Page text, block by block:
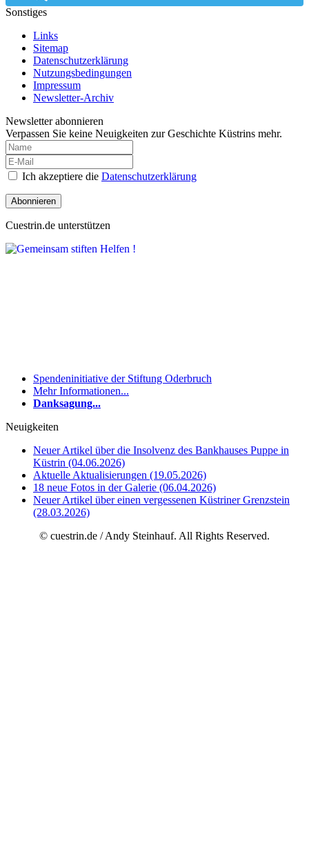
Sonstiges
Links
Sitemap
Datenschutzerklärung
Nutzungsbedingungen
Impressum
Newsletter-Archiv
Newsletter abonnieren
Verpassen Sie keine Neuigkeiten zur Geschichte Küstrins mehr.
Ich akzeptiere die Datenschutzerklärung
Abonnieren
Cuestrin.de unterstützen
Spendeninitiative der Stiftung Oderbruch
Mehr Informationen...
Danksagung...
Neuigkeiten
Neuer Artikel über die Insolvenz des Bankhauses Puppe in
Küstrin (04.06.2026)
Aktuelle Aktualisierungen (19.05.2026)
18 neue Fotos in der Galerie (06.04.2026)
Neuer Artikel über einen vergessenen Küstriner Grenzstein
(28.03.2026)
© cuestrin.de / Andy Steinhauf. All Rights Reserved.